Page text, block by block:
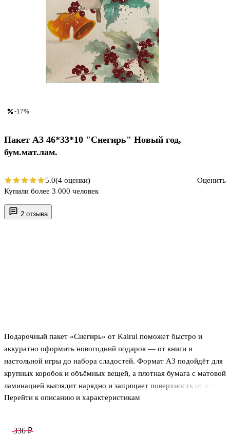
2 отзыва
Подарочный пакет «Снегирь» от Kairui поможет быстро и
аккуратно оформить новогодний подарок — от книги и
настольной игры до набора сладостей. Формат А3 подойдёт для
крупных коробок и объёмных вещей, а плотная бумага с матовой
ламинацией выглядит нарядно и защищает поверхность от влаги
и потёртостей. Зимний дизайн со снегирём создаёт праздничное
Перейти к описанию и характеристикам
-17%
Пакет А3 46*33*10 "Снегирь" Новый год,
бум.мат.лам.
5.0(4 оценки)
Оценить
Купили более 3 000 человек
336 ₽